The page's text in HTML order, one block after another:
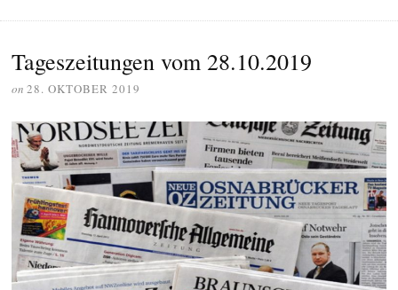
Tageszeitungen vom 28.10.2019
on 28. OKTOBER 2019